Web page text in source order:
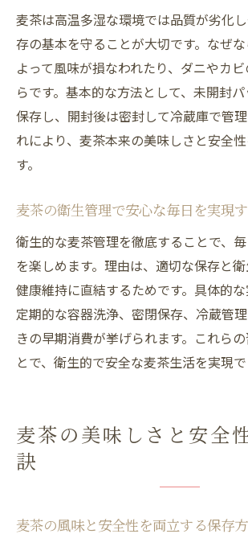
麦茶は高温多湿な環境では品質が劣化
存の基本を守ることが大切です。なぜ
よって風味が損なわれたり、ダニやカ
らです。基本的な方法として、未開封
保存し、開封後は密封して冷蔵庫で管
れにより、麦茶本来の美味しさと安全
す。
麦茶の衛生管理で安心な毎日を実現
衛生的な麦茶管理を徹底することで、
を楽しめます。理由は、適切な保存と
健康維持に直結するためです。具体的な
定期的な容器洗浄、密閉保存、冷蔵管
きの早期消費が挙げられます。これら
とで、衛生的で安全な麦茶生活を実現で
麦茶の美味しさと安全
訣
麦茶の風味と安全性を両立する保存